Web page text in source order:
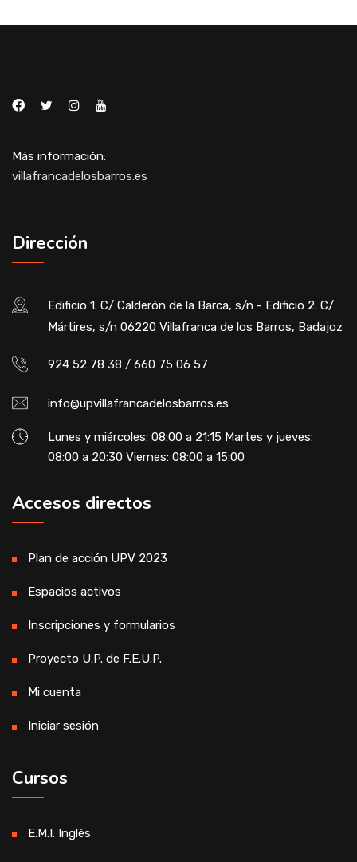
Más información:
villafrancadelosbarros.es
Dirección
Edificio 1. C/ Calderón de la Barca, s/n - Edificio 2. C/
Mártires, s/n 06220 Villafranca de los Barros, Badajoz
924 52 78 38 / 660 75 06 57
info@upvillafrancadelosbarros.es
Lunes y miércoles: 08:00 a 21:15 Martes y jueves:
08:00 a 20:30 Viernes: 08:00 a 15:00
Accesos directos
Plan de acción UPV 2023
Espacios activos
Inscripciones y formularios
Proyecto U.P. de F.E.U.P.
Mi cuenta
Iniciar sesión
Cursos
E.M.I. Inglés